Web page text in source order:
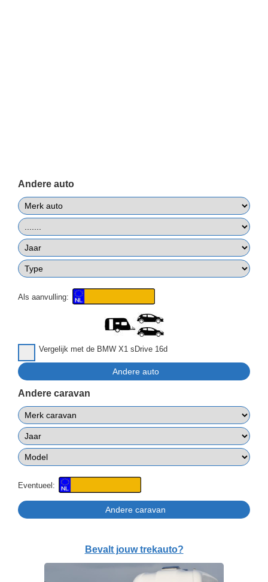
Andere auto
Als aanvulling:
Vergelijk met de BMW X1 sDrive 16d
Andere caravan
Eventueel:
Bevalt jouw trekauto?